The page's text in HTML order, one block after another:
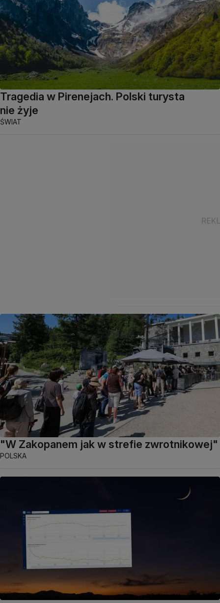
Tragedia w Pirenejach. Polski turysta
nie żyje
ŚWIAT
"W Zakopanem jak w strefie zwrotnikowej"
POLSKA